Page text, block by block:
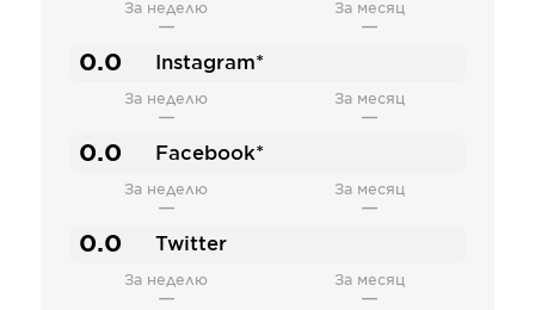
За неделю
—
За месяц
—
0.0 Instagram*
За неделю
—
За месяц
—
0.0 Facebook*
За неделю
—
За месяц
—
0.0 Twitter
За неделю
—
За месяц
—